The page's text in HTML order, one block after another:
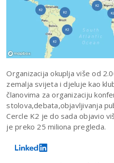
Organizacija okuplja više od
zemalja svijeta i djeluje kao
članovima za organizaciju
stolova,debata,objavljivanja
Cercle K2 je do sada objavio
je preko 25 miliona pregleda.